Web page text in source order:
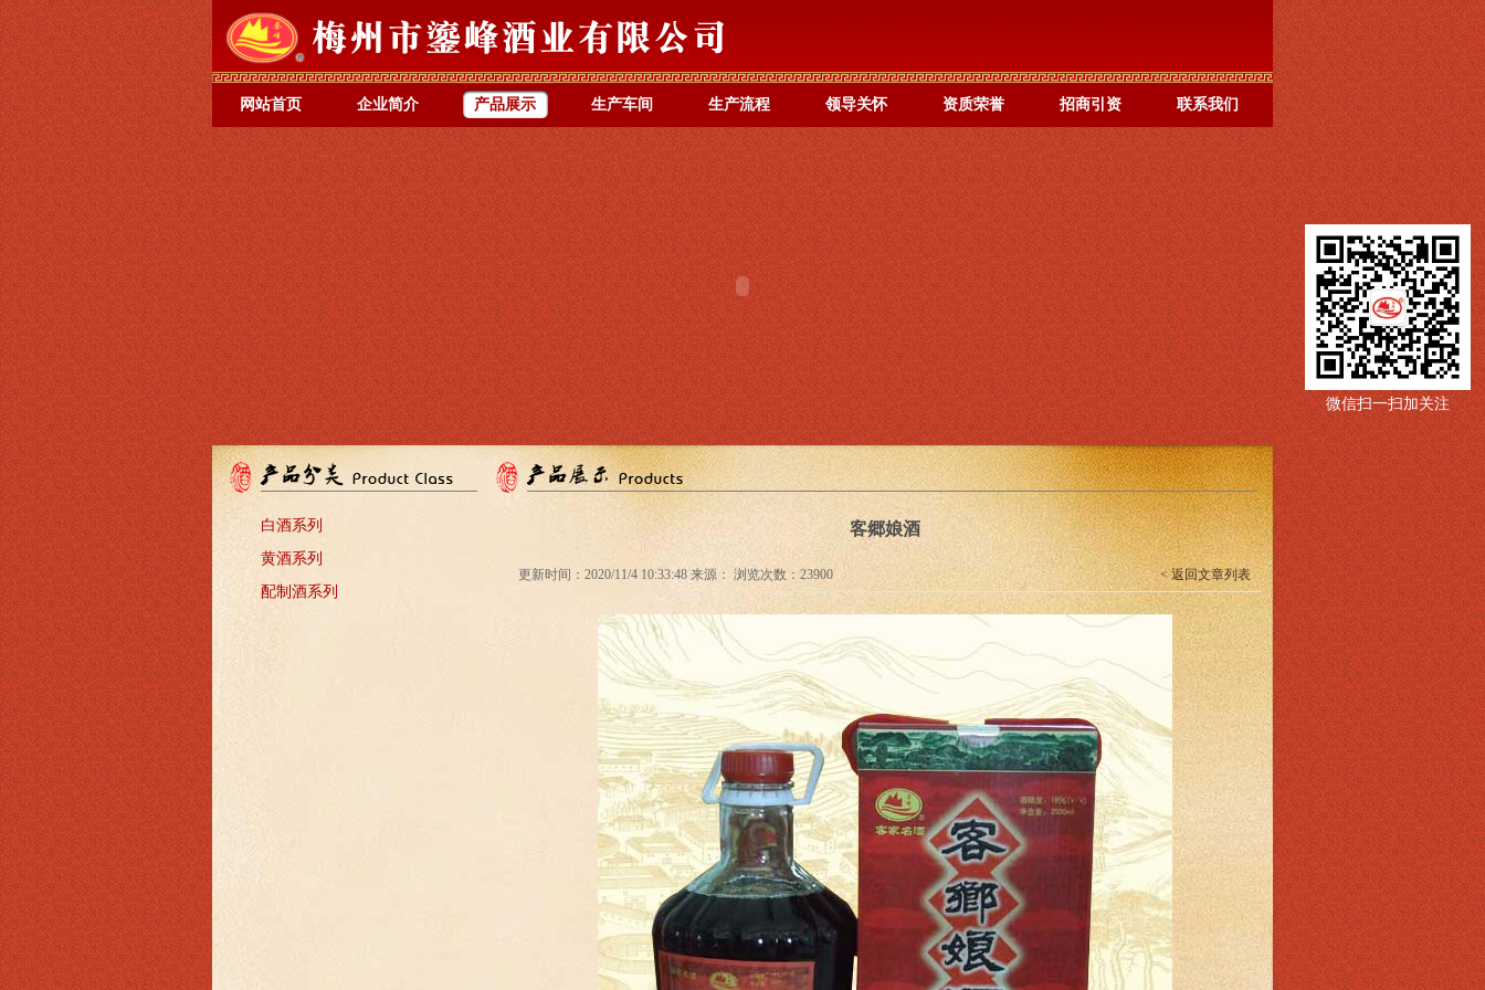
微信扫一扫加关注
网站首页 企业简介 产品展示 生产车间 生产流程 领导关怀 资质荣誉 招商引资 联系我们
白酒系列
黄酒系列
配制酒系列
客郷娘酒
更新时间：2020/11/4 10:33:48 来源： 浏览次数：23900 < 返回文章列表